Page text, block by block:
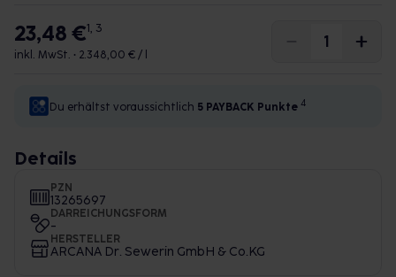
23,48 €1, 3
inkl. MwSt. • 2.348,00 € / l
Du erhältst voraussichtlich 5 PAYBACK Punkte 4
Details
PZN
13265697
DARREICHUNGSFORM
-
HERSTELLER
ARCANA Dr. Sewerin GmbH & Co.KG